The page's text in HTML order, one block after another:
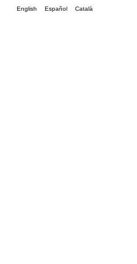
English Español Català